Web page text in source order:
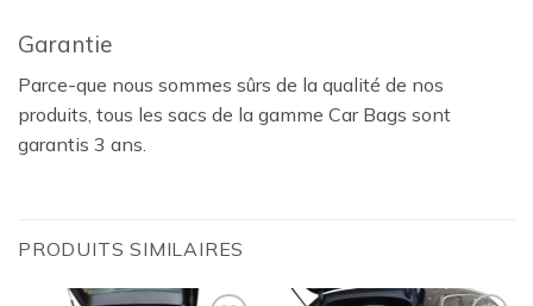
Garantie
Parce-que nous sommes sûrs de la qualité de nos
produits, tous les sacs de la gamme Car Bags sont
garantis 3 ans.
PRODUITS SIMILAIRES